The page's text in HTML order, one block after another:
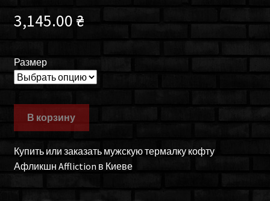
3,145.00 ₴
Размер
В корзину
Купить или заказать мужскую термалку кофту
Афликшн Affliction в Киеве